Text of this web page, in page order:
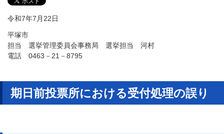
令和7年7月22日
平塚市
担当 選挙管理委員会事務局 選挙担当 河村
電話 0463－21－8795
期日前投票所における受付処理の誤り